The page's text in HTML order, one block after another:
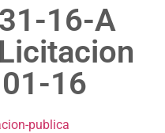
16-A
16
publica